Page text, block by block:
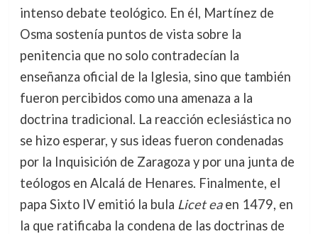
intenso debate teológico. En él, Martínez de
Osma sostenía puntos de vista sobre la
penitencia que no solo contradecían la
enseñanza oficial de la Iglesia, sino que también
fueron percibidos como una amenaza a la
doctrina tradicional. La reacción eclesiástica no
se hizo esperar, y sus ideas fueron condenadas
por la Inquisición de Zaragoza y por una junta de
teólogos en Alcalá de Henares. Finalmente, el
papa Sixto IV emitió la bula Licet eaen 1479, en
la que ratificaba la condena de las doctrinas de